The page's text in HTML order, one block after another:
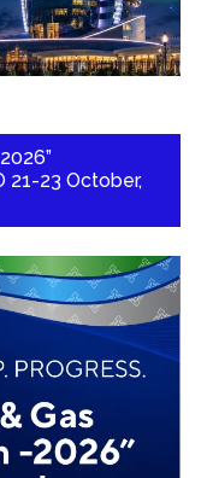
21-23 October,